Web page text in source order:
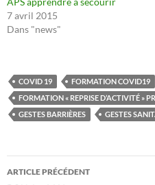
7 avril 2015
Dans "news"
COVID 19
FORMATION COVID19
FORMATION « REPRISE D’ACTIVITÉ »
GESTES BARRIÈRES
GESTES
Navigation
ARTICLE PRÉCÉDENT